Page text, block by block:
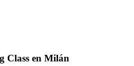
Class en Milán